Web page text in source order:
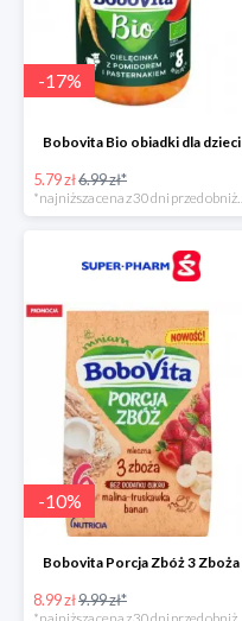
-17%
Bobovita Bio obiadki dla dzieci
5.79 zł6.99 zł*
-10%
Bobovita Porcja Zbóż 3 Zboża
8.99 zł9.99 zł*